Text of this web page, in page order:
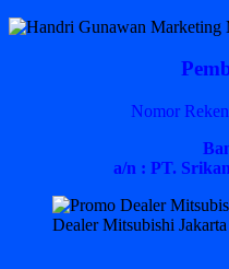
Nomor
a/n : PT.
Dealer Mitsubishi Jakarta